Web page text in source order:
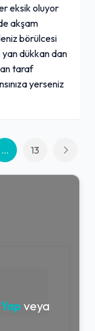
eksik oluyor
akşam
börülcesi
dükkan dan
taraf
yerseniz
... 13
veya